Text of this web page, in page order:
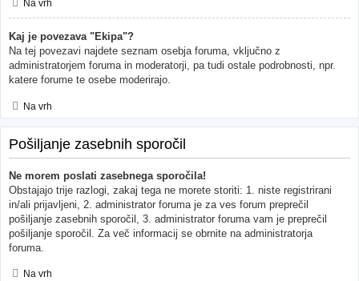
Na vrh
Kaj je povezava "Ekipa"?
Na tej povezavi najdete seznam osebja foruma, vključno z
administratorjem foruma in moderatorji, pa tudi ostale podrobnosti, npr.
katere forume te osebe moderirajo.
Na vrh
Pošiljanje zasebnih sporočil
Ne morem poslati zasebnega sporočila!
Obstajajo trije razlogi, zakaj tega ne morete storiti: 1. niste registrirani
in/ali prijavljeni, 2. administrator foruma je za ves forum preprečil
pošiljanje zasebnih sporočil, 3. administrator foruma vam je preprečil
pošiljanje sporočil. Za več informacij se obrnite na administratorja
foruma.
Na vrh